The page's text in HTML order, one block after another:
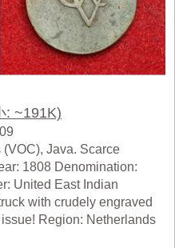
: ~191K)
Java. Scarce
1808 Denomination:
United East Indian
with crudely engraved
Region: Netherlands